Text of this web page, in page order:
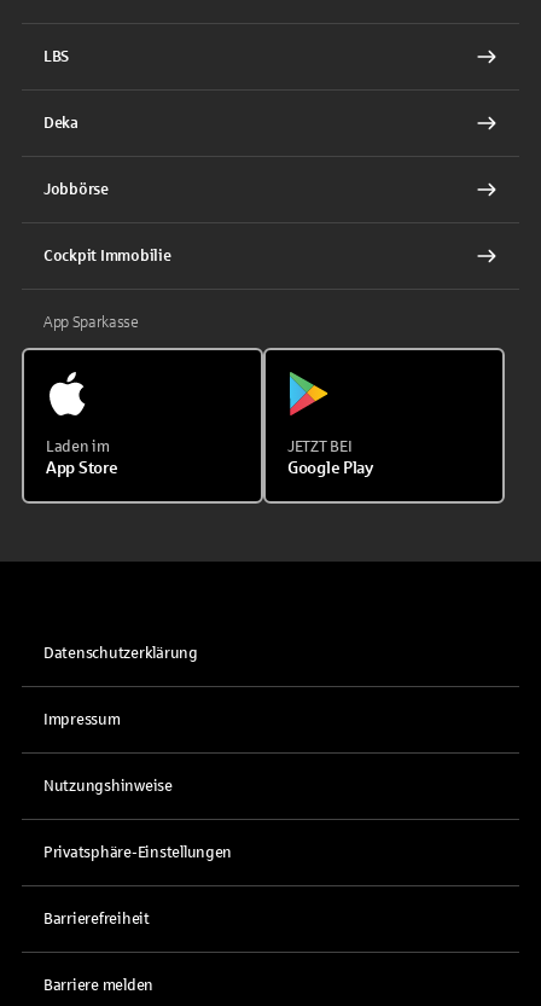
LBS
Deka
Jobbörse
Cockpit Immobilie
App Sparkasse
Laden im
App Store
JETZT BEI
Google Play
Datenschutzerklärung
Impressum
Nutzungshinweise
Privatsphäre-Einstellungen
Barrierefreiheit
Barriere melden